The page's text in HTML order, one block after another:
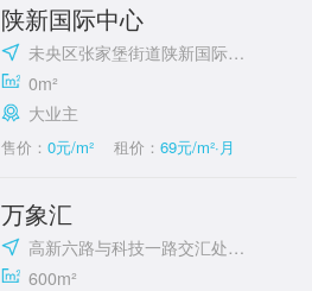
陕新国际中心
未央区张家堡街道陕新国际中心
0m²
大业主
售价：0元/m² 租价： 69元/m²·月
万象汇
高新六路与科技一路交汇处东南角
600m²